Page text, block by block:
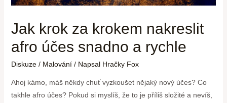
Jak krok za krokem nakreslit
afro účes snadno a rychle
Diskuze / Malování/ Napsal Hračky Fox
Ahoj kámo, máš někdy chuť vyzkoušet nějaký nový účes? Co
takhle afro účes? Pokud si myslíš, že to je příliš složité a nevíš,